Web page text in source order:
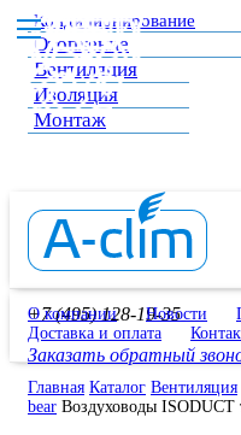
Кондиционирование
Отопление
Вентиляция
Изоляция
Монтаж
+7 (495) 128-19-35
Заказать обратный
О компании Новости
Доставка и оплата
Главная Каталог Вентиляция
bear Воздуховоды ISODUCT